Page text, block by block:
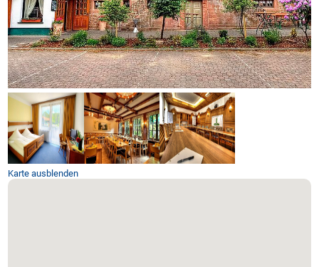
Karte ausblenden